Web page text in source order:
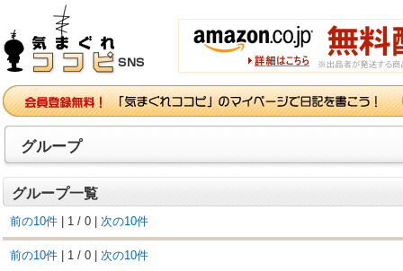
グループ
グループ一覧
前の10件 | 1 / 0 | 次の10件
前の10件 | 1 / 0 | 次の10件